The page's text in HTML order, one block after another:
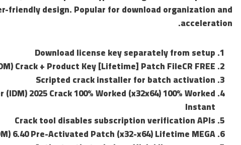
friendly design. Popular for download organization and
acceleration.
Download license key separately from setup
Crack + Product Key [Lifetime] Patch FileCR FREE
Scripted crack installer for batch activation
2025 Crack 100% Worked (x32x64) 100% Worked
Instant
Crack tool disables subscription verification APIs
6.40 Pre-Activated Patch (x32-x64) Lifetime MEGA